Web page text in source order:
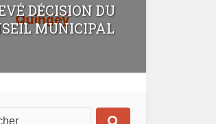
DÉCISION DU
MUNICIPAL